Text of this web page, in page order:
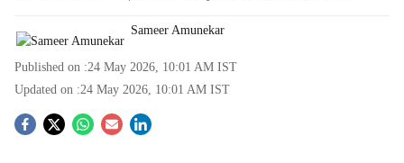
Sameer Amunekar
Published on :24 May 2026, 10:01 AM IST
Updated on :24 May 2026, 10:01 AM IST
S